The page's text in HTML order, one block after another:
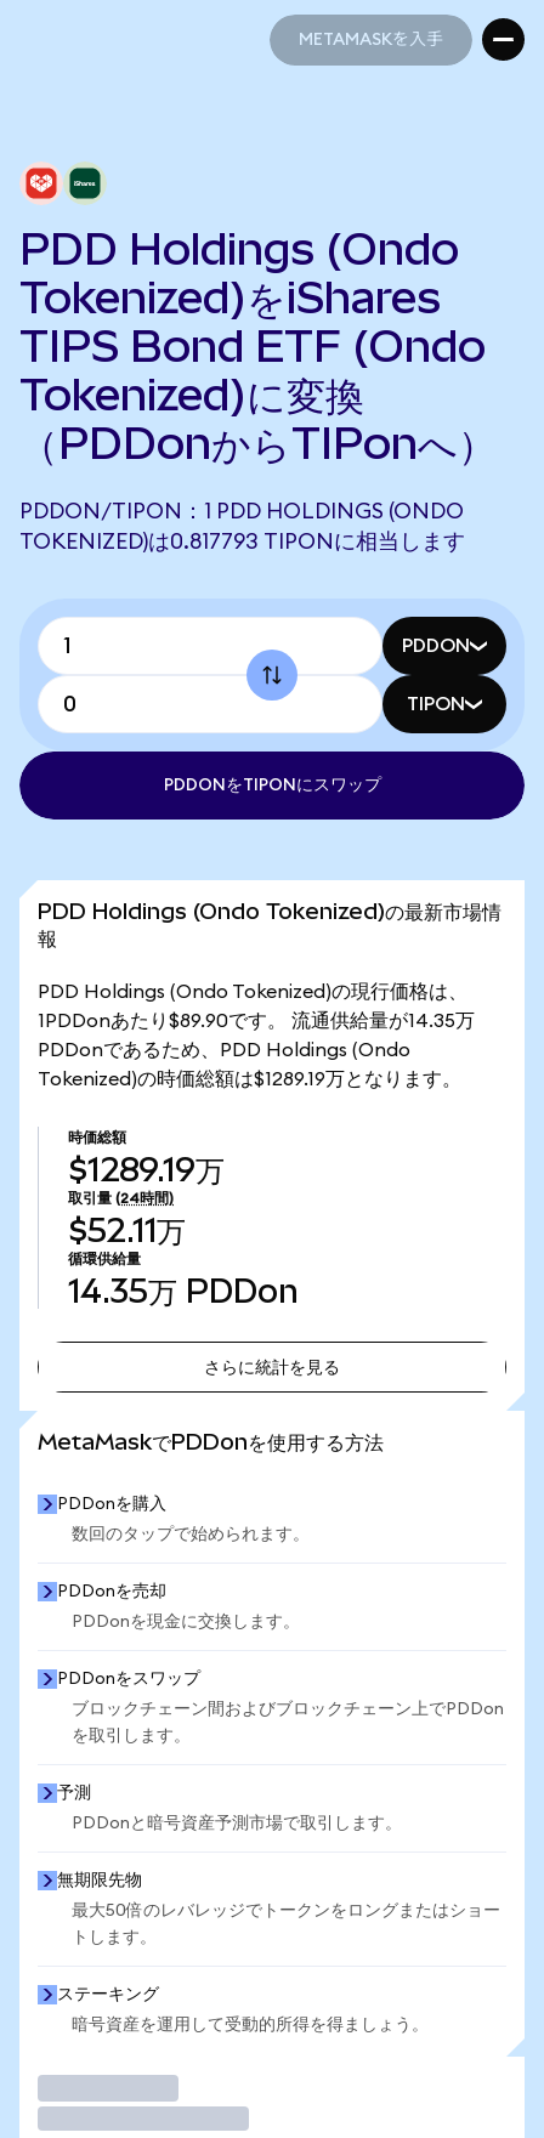
METAMASKを入手
PDD Holdings (Ondo
Tokenized)をiShares
TIPS Bond ETF (Ondo
Tokenized)に変換
（PDDonからTIPonへ）
PDDON/TIPON：1 PDD HOLDINGS (ONDO
TOKENIZED)は0.817793 TIPONに相当します
PDDON
TIPON
PDDONをTIPONにスワップ
PDD Holdings (Ondo Tokenized)の最新市場情
報
PDD Holdings (Ondo Tokenized)の現行価格は、
1PDDonあたり$89.90です。 流通供給量が14.35万
PDDonであるため、PDD Holdings (Ondo
Tokenized)の時価総額は$1289.19万となります。
時価総額
$1289.19万
取引量 (24時間)
$52.11万
循環供給量
14.35万 PDDon
さらに統計を見る
MetaMaskでPDDonを使用する方法
PDDonを購入
数回のタップで始められます。
PDDonを売却
PDDonを現金に交換します。
PDDonをスワップ
ブロックチェーン間およびブロックチェーン上でPDDon
を取引します。
予測
PDDonと暗号資産予測市場で取引します。
無期限先物
最大50倍のレバレッジでトークンをロングまたはショー
トします。
ステーキング
暗号資産を運用して受動的所得を得ましょう。